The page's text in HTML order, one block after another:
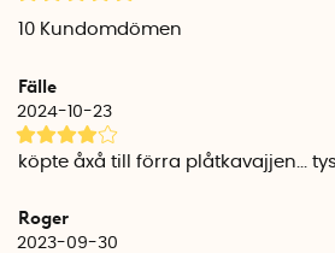
torkar-armar då plastdelarna kan
arbetsgången är densamma.
Antal per förpackning: 2 st torkarblad
10 Kundomdömen
Fälle
2024-10-23
köpte åxå till förra plåtkavajjen...
Roger
2023-09-30